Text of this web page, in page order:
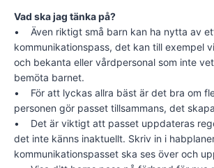
Vad ska jag tänka på?
• Även riktigt små barn kan ha nytta av
kommunikationspass, det kan till exempel
och bekanta eller vårdpersonal som inte
bemöta barnet.
• För att lyckas allra bäst är det bra om
personen gör passet tillsammans, det
• Det är viktigt att passet uppdateras
det inte känns inaktuellt. Skriv in i
kommunikationspasset ska ses över och